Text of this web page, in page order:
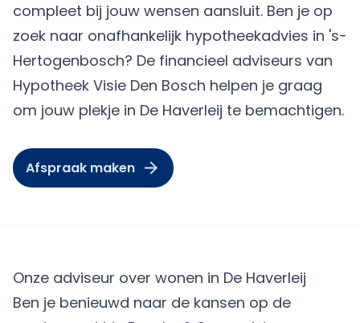
compleet bij jouw wensen aansluit. Ben je op
zoek naar onafhankelijk hypotheekadvies in 's-
Hertogenbosch? De financieel adviseurs van
Hypotheek Visie Den Bosch helpen je graag
om jouw plekje in De Haverleij te bemachtigen.
Afspraak maken
Onze adviseur over wonen in De Haverleij
Ben je benieuwd naar de kansen op de